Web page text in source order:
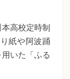
高校定時制
紙や阿波踊
いた「ふる